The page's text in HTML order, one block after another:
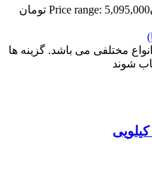
Price range: 5,095,000 تومان
مختلفی می باشد. گزینه ها
شوند